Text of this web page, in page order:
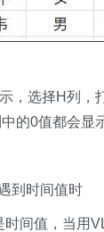
，选择H列，
的0值都会显
到时间值时
时间值，当用